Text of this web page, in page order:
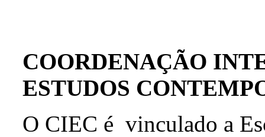
COORDENAÇÃO
ESTUDOS
O CIEC é vinculado a